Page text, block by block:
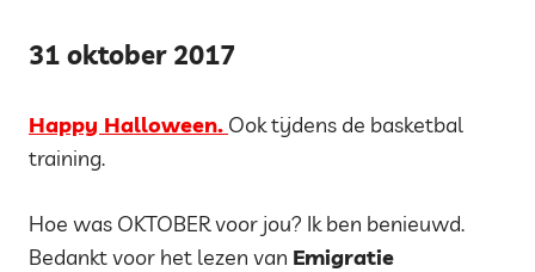
31 oktober 2017
Happy Halloween. Ook tijdens de basketbal
training.
Hoe was OKTOBER voor jou? Ik ben benieuwd.
Bedankt voor het lezen van Emigratie